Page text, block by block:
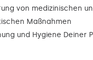
von medizinischen
Maßnahmen
und Hygiene Deiner